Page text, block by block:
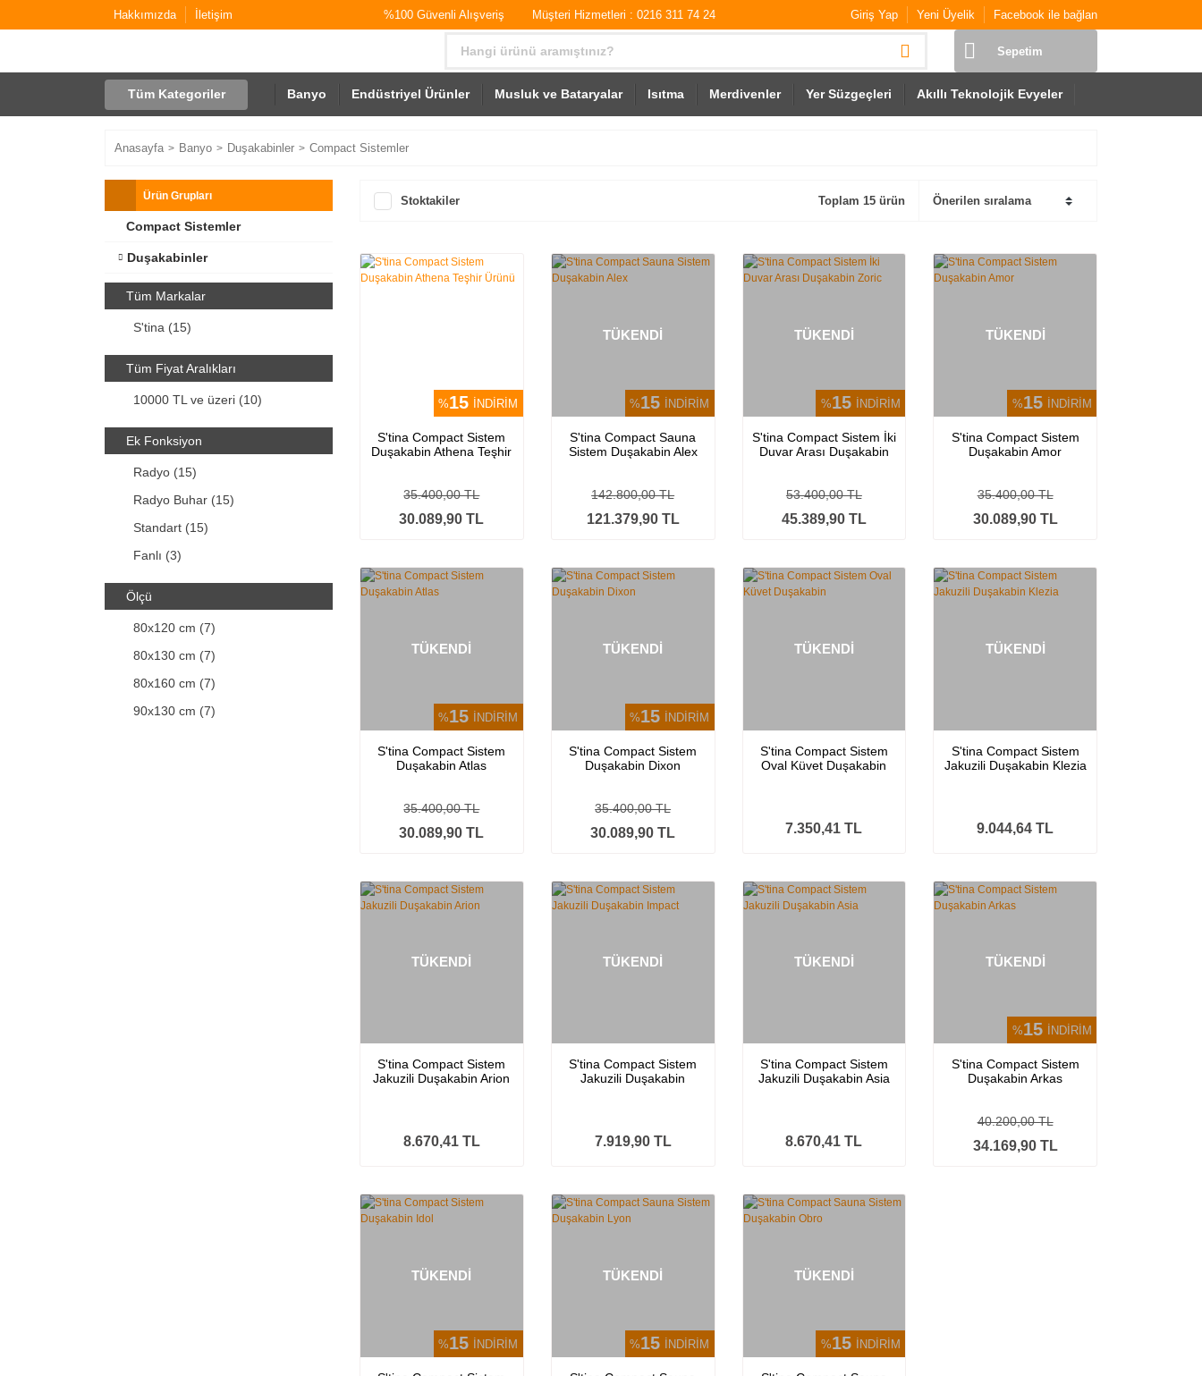
Hakkımızda İletişim %100 Güvenli Alışveriş Müşteri Hizmetleri : 0216 311 74 24 Giriş Yap Yeni Üyelik Facebook ile bağlan
Sepetim
Tüm Kategoriler Banyo Endüstriyel Ürünler Musluk ve Bataryalar Isıtma Merdivenler Yer Süzgeçleri Akıllı Teknolojik Evyeler
Anasayfa Banyo Duşakabinler Compact Sistemler
Ürün Grupları
Compact Sistemler
Duşakabinler
Tüm Markalar
S'tina (15)
Tüm Fiyat Aralıkları
10000 TL ve üzeri (10)
Ek Fonksiyon
Radyo (15)
Radyo Buhar (15)
Standart (15)
Fanlı (3)
Ölçü
80x120 cm (7)
80x130 cm (7)
80x160 cm (7)
90x130 cm (7)
Stoktakiler Toplam 15 ürün
%15 İNDİRİM
S'tina Compact Sistem
Duşakabin Athena Teşhir
30.089,90 TL
35.400,00 TL
%15 İNDİRİM
TÜKENDİ
S'tina Compact Sauna
Sistem Duşakabin Alex
121.379,90 TL
142.800,00 TL
%15 İNDİRİM
TÜKENDİ
S'tina Compact Sistem İki
Duvar Arası Duşakabin
45.389,90 TL
53.400,00 TL
%15 İNDİRİM
TÜKENDİ
S'tina Compact Sistem
Duşakabin Amor
30.089,90 TL
35.400,00 TL
%15 İNDİRİM
TÜKENDİ
S'tina Compact Sistem
Duşakabin Atlas
30.089,90 TL
35.400,00 TL
%15 İNDİRİM
TÜKENDİ
S'tina Compact Sistem
Duşakabin Dixon
30.089,90 TL
35.400,00 TL
TÜKENDİ
S'tina Compact Sistem
Oval Küvet Duşakabin
7.350,41 TL
TÜKENDİ
S'tina Compact Sistem
Jakuzili Duşakabin Klezia
9.044,64 TL
TÜKENDİ
S'tina Compact Sistem
Jakuzili Duşakabin Arion
8.670,41 TL
TÜKENDİ
S'tina Compact Sistem
Jakuzili Duşakabin
7.919,90 TL
TÜKENDİ
S'tina Compact Sistem
Jakuzili Duşakabin Asia
8.670,41 TL
%15 İNDİRİM
TÜKENDİ
S'tina Compact Sistem
Duşakabin Arkas
34.169,90 TL
40.200,00 TL
%15 İNDİRİM
TÜKENDİ
%15 İNDİRİM
TÜKENDİ
%15 İNDİRİM
TÜKENDİ